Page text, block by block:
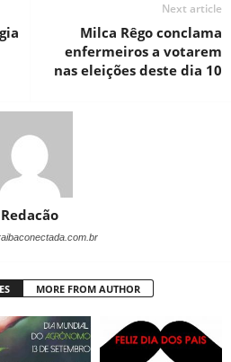
Next article
Milca Rêgo conclama
enfermeiros a votarem
nas eleições deste dia 10
Redacão
MORE FROM AUTHOR